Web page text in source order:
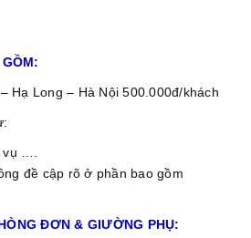
Hạ Long – Hà Nội 500.000đ/khách
vụ ….
đề cập rõ ở phần bao gồm
ĐƠN & GIƯỜNG PHỤ: